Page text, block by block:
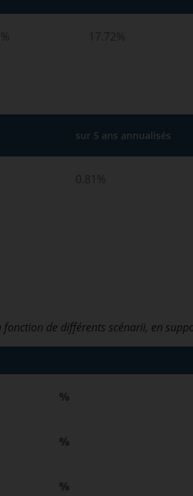
17.72%
sur 5 ans annualisés
0.81%
fonction de différents scénarii, en
%
%
%